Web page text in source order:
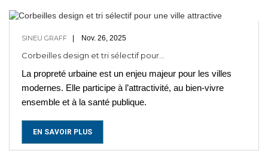
Nov. 26, 2025
SINEU GRAFF
Corbeilles design et tri sélectif pour...
La propreté urbaine est un enjeu majeur pour les villes
modernes. Elle participe à l’attractivité, au bien-vivre
ensemble et à la santé publique.
EN SAVOIR PLUS